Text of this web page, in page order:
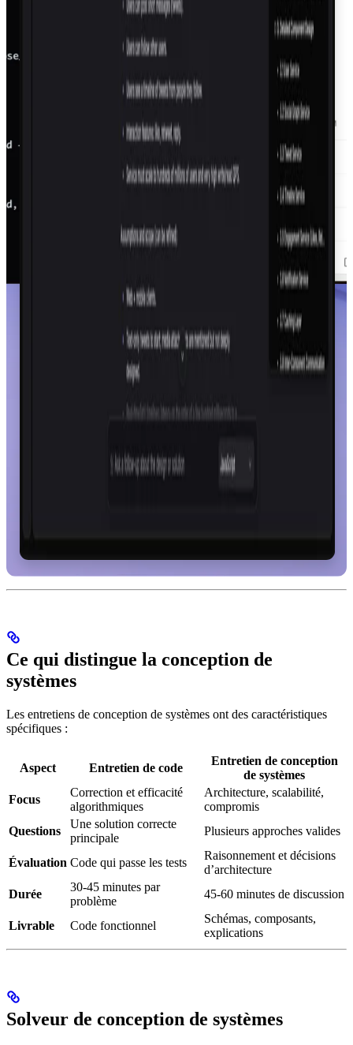
Ce qui distingue la conception de
systèmes
Les entretiens de conception de systèmes ont des caractéristiques
spécifiques :
Aspect Entretien de code
Entretien de conception
de systèmes
Focus
Correction et efficacité
algorithmiques
Architecture, scalabilité,
compromis
Questions
Une solution correcte
principale
Plusieurs approches valides
Évaluation Code qui passe les tests
Raisonnement et décisions
d’architecture
Durée
30-45 minutes par
problème
45-60 minutes de discussion
Livrable Code fonctionnel
Schémas, composants,
explications
Solveur de conception de systèmes